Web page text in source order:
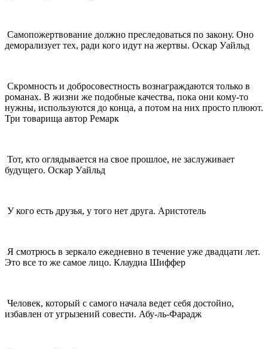
Самопожертвование должно преследоваться по закону. Оно
деморализует тех, ради кого идут на жертвы. Оскар Уайльд
Скромность и добросовестность вознаграждаются только в
романах. В жизни же подобные качества, пока они кому-то
нужны, используются до конца, а потом на них просто плюют.
Три товарища автор Ремарк
Тот, кто оглядывается на свое прошлое, не заслуживает
будущего. Оскар Уайльд
У кого есть друзья, у того нет друга. Аристотель
Я смотрюсь в зеркало ежедневно в течение уже двадцати лет.
Это все то же самое лицо. Клаудиа Шиффер
Человек, который с самого начала ведет себя достойно,
избавлен от угрызений совести. Абу-ль-Фарадж